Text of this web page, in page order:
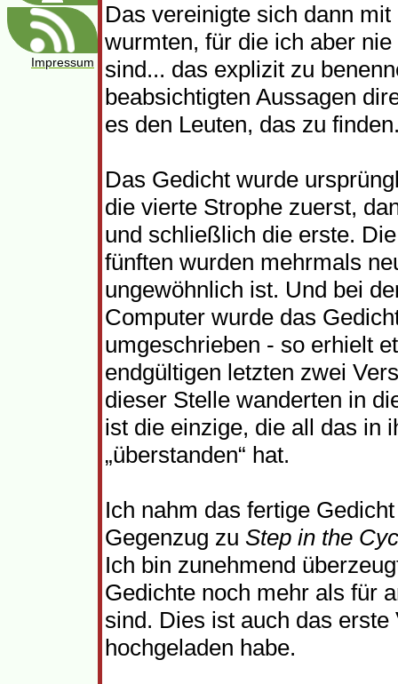
Das vereinigte sich dann
wurmten, für die ich aber
sind... das explizit zu
beabsichtigten Aussagen
es den Leuten, das zu
Das Gedicht wurde
die vierte Strophe zuerst,
und schließlich die erste.
fünften wurden mehrmals
ungewöhnlich ist. Und bei
Computer wurde das
umgeschrieben - so erhielt
endgültigen letzten zwei
dieser Stelle wanderten in
ist die einzige, die all das in
„überstanden“ hat.
Ich nahm das fertige
Gegenzug zu Step in the
Ich bin zunehmend
Gedichte noch mehr als für
sind. Dies ist auch das
hochgeladen habe.
Impressum